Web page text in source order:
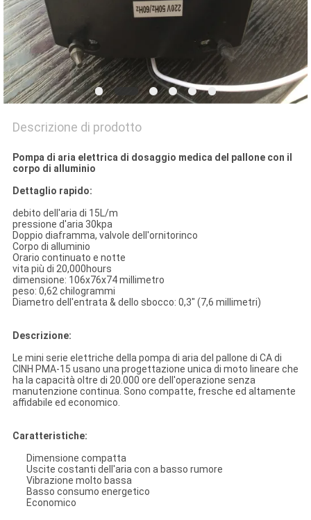
Descrizione di prodotto
Pompa di aria elettrica di dosaggio medica del pallone con il
corpo di alluminio
Dettaglio rapido:
debito dell'aria di 15L/m
pressione d'aria 30kpa
Doppio diaframma, valvole dell'ornitorinco
Corpo di alluminio
Orario continuato e notte
vita più di 20,000hours
dimensione: 106x76x74 millimetro
peso: 0,62 chilogrammi
Diametro dell'entrata & dello sbocco: 0,3" (7,6 millimetri)
Descrizione:
Le mini serie elettriche della pompa di aria del pallone di CA di
CINH PMA-15 usano una progettazione unica di moto lineare che
ha la capacità oltre di 20.000 ore dell'operazione senza
manutenzione continua. Sono compatte, fresche ed altamente
affidabile ed economico.
Caratteristiche:
Dimensione compatta
Uscite costanti dell'aria con a basso rumore
Vibrazione molto bassa
Basso consumo energetico
Economico